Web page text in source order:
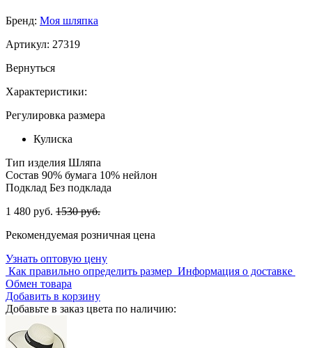
Бренд: Моя шляпка
Артикул: 27319
Вернуться
Характеристики:
Регулировка размера
Кулиска
Тип изделия Шляпа
Состав 90% бумага 10% нейлон
Подклад Без подклада
1 480 руб. 1530 руб.
Рекомендуемая розничная цена
Узнать оптовую цену
Как правильно определить размер Информация о доставке
Обмен товара
Добавить в корзину
Добавьте в заказ цвета по наличию: